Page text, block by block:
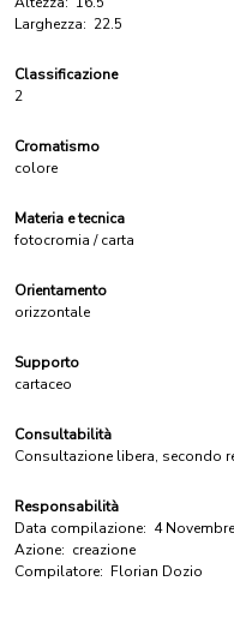
Larghezza: 22.5
Classificazione
2
Cromatismo
colore
Materia e tecnica
fotocromia / carta
Orientamento
orizzontale
Supporto
cartaceo
Consultabilità
Consultazione libera, secondo
Responsabilità
Data compilazione: 4
Azione: creazione
Compilatore: Florian Dozio